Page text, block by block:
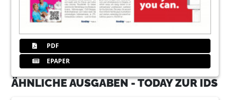
PDF
EPAPER
ÄHNLICHE AUSGABEN - TODAY ZUR IDS